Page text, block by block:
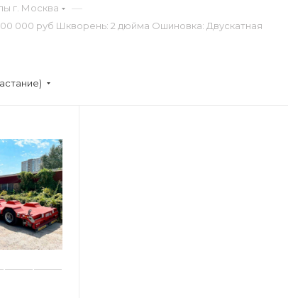
г. Москва —
000 руб Шкворень: 2 дюйма Ошиновка: Двускатная